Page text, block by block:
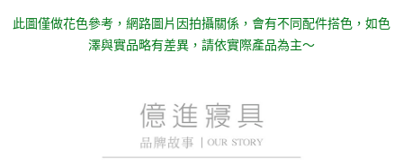
此圖僅做花色參考， 網路圖片因拍攝關係，會有不同配件搭色，如色
澤與實品略有差異，請依實際產品為主～